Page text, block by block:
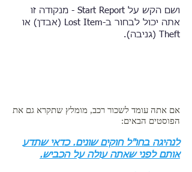
ושם הקש על Start Report - מנקודה זו
אתה יכול לבחור ב-Lost Item (אבדן) או
Theft (גניבה).​
אם אתה עומד לשכור רכב, מומלץ שתקרא גם את
הפוסטים הבאים:
לנהיגה בחו"ל חוקים שונים. כדאי שתדע
אותם לפני שאתה עולה על הכביש.